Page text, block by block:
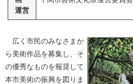
運営
広く市民のみなさまか
ら美術作品を募集し、そ
の優秀なものを報奨して
本市美術の振興を図りま